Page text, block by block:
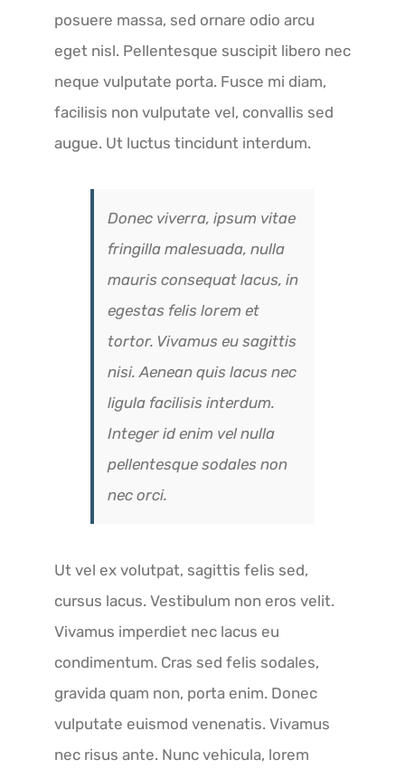
posuere massa, sed ornare odio arcu
eget nisl. Pellentesque suscipit libero nec
neque vulputate porta. Fusce mi diam,
facilisis non vulputate vel, convallis sed
augue. Ut luctus tincidunt interdum.
Donec viverra, ipsum vitae
fringilla malesuada, nulla
mauris consequat lacus, in
egestas felis lorem et
tortor. Vivamus eu sagittis
nisi. Aenean quis lacus nec
ligula facilisis interdum.
Integer id enim vel nulla
pellentesque sodales non
nec orci.
Ut vel ex volutpat, sagittis felis sed,
cursus lacus. Vestibulum non eros velit.
Vivamus imperdiet nec lacus eu
condimentum. Cras sed felis sodales,
gravida quam non, porta enim. Donec
vulputate euismod venenatis. Vivamus
nec risus ante. Nunc vehicula, lorem